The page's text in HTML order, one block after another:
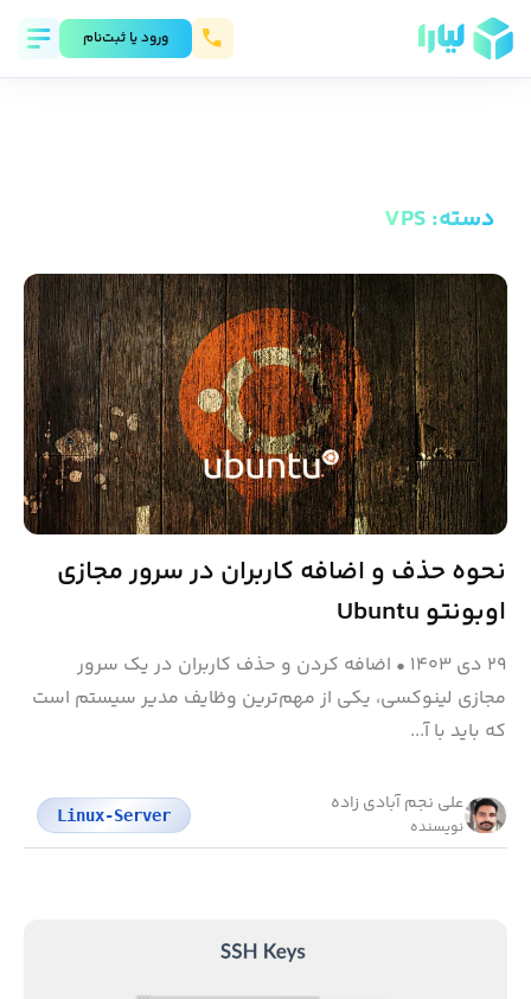
ورود يا ثبت‌نام
دسته:
VPS
نحوه حذف و اضافه کاربران در سرور مجازی
اوبونتو Ubuntu
۲۹ دی ۱۴۰۳ • اضافه کردن و حذف کاربران در یک سرور
مجازی لینوکسی، یکی از مهم‌ترین وظایف مدیر سیستم است
که باید با آ...
علی نجم آبادی زاده
نویسنده
Linux-Server